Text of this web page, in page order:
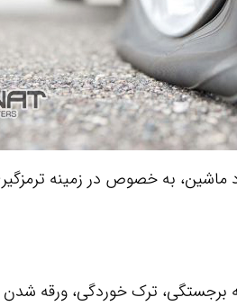
به خصوص در زمینه
ترک خوردگی، ورقه شدن